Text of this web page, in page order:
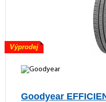
Výprodej
Goodyear